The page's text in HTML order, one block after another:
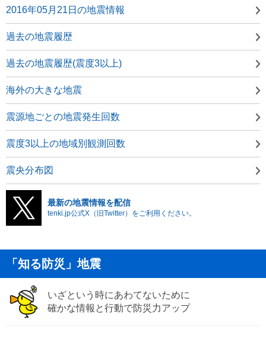
2016年05月21日の地震情報
過去の地震履歴
過去の地震履歴(震度3以上)
海外の大きな地震
震源地ごとの地震発生回数
震度3以上の地域別観測回数
震央分布図
最新の地震情報を配信
tenki.jp公式X（旧Twitter）をご利用ください。
「知る防災」地震
いざという時にあわてないために
確かな情報と行動で防災力アップ